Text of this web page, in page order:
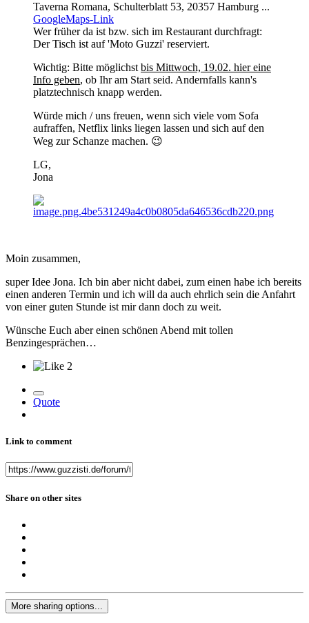
Taverna Romana, Schulterblatt 53, 20357 Hamburg ...
GoogleMaps-Link
Wer früher da ist bzw. sich im Restaurant durchfragt:
Der Tisch ist auf 'Moto Guzzi' reserviert.
Wichtig: Bitte möglichst bis Mittwoch, 19.02. hier eine
Info geben, ob Ihr am Start seid. Andernfalls kann's
platztechnisch knapp werden.
Würde mich / uns freuen, wenn sich viele vom Sofa
aufraffen, Netflix links liegen lassen und sich auf den
Weg zur Schanze machen. 😉
LG,
Jona
Moin zusammen,
super Idee Jona. Ich bin aber nicht dabei, zum einen habe ich bereits
einen anderen Termin und ich will da auch ehrlich sein die Anfahrt
von einer guten Stunde ist mir dann doch zu weit.
Wünsche Euch aber einen schönen Abend mit tollen
Benzingesprächen…
2
Quote
Link to comment
Share on other sites
More sharing options...